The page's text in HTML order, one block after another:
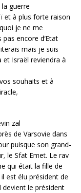
guerre
et à plus forte raison
je ne me
pas encore d’Etat
mais je suis
Israël reviendra à
souhaits et à
zal
de Varsovie dans
puisque son grand-
le Sfat Emet. Le rav
qui était la fille de
est élu président de
devient le président